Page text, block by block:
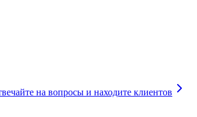
на вопросы и находите клиентов